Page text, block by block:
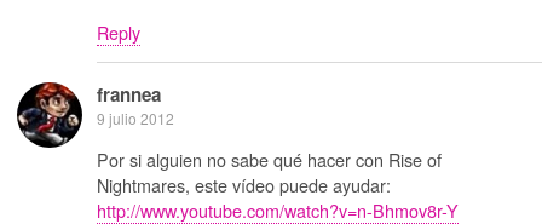
Reply
frannea
9 julio 2012
Por si alguien no sabe qué hacer con Rise of
Nightmares, este vídeo puede ayudar:
http://www.youtube.com/watch?v=n-Bhmov8r-Y